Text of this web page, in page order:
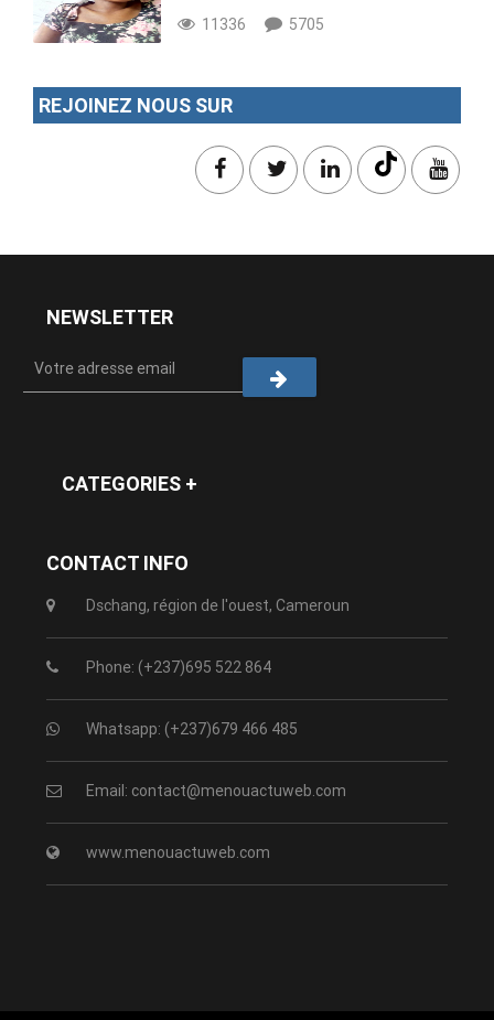
11336 5705
REJOINEZ NOUS SUR
NEWSLETTER
CATEGORIES +
CONTACT INFO
Dschang, région de l'ouest, Cameroun
Phone: (+237)695 522 864
Whatsapp: (+237)679 466 485
Email: contact@menouactuweb.com
www.menouactuweb.com